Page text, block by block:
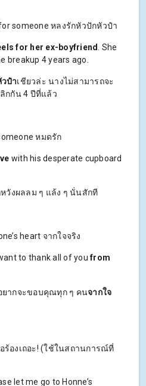
someone หลงรักหัวปักหัวปำ
for her ex-boyfriend
. She
breakup 4 years ago.
ปำเชียวล่ะ นางไม่สามารถจะ
กกัน 4 ปีที่แล้ว
หมดรัก
with his desperate cupboard
วังผลลม ๆ แล้ง ๆ นั่นสักที
heart จากใจจริง
to thank all of youfrom
ยากจะขอบคุณทุก ๆ คนจากใจ
ร้องเถอะ! (ใช้ในสถานการณ์ที่
let me go to Honne’s